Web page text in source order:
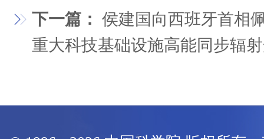
下一篇： 侯建国向西班牙首相
重大科技基础设施高能同步辐